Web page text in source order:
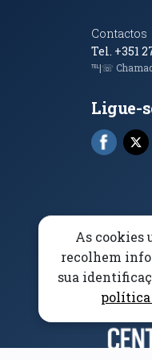
Contactos
Tel. +351
℡|☏
Ligue-
As cookies
recolhem
sua
política